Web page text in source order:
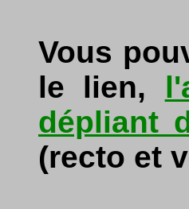
Vous
le lien,
dépliant
(recto et